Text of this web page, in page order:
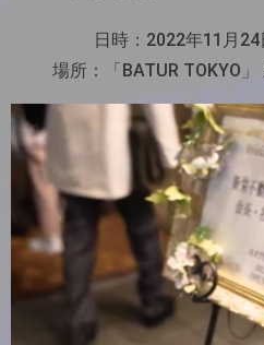
日時：2022年11月
場所：「BATUR TOKYO